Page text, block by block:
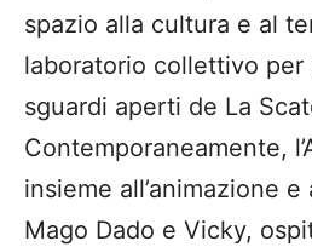
spazio alla cultura e al
laboratorio collettivo per
sguardi aperti de La
Contemporaneamente,
insieme all’animazione
Mago Dado e Vicky,